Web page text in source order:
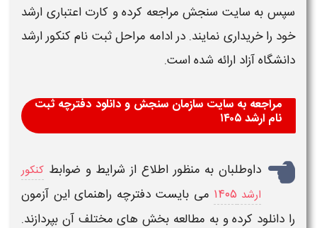
سپس به سایت سنجش مراجعه کرده و کارت اعتباری ارشد
خود را خریداری نمایند. در ادامه مراحلثبت نام کنکور ارشد
دانشگاه آزاد ارائه شده است.
مراجعه به سایت سازمان سنجش و دانلود دفترچه ثبت
نام ارشد ۱۴۰۵
داوطلبان به منظور اطلاع از شرایط و ضوابط کنکور
ارشد ۱۴۰۵ می بایست دفترچه راهنمای این آزمون
را دانلود کرده و به مطالعه بخش های مختلف آن بپردازند.